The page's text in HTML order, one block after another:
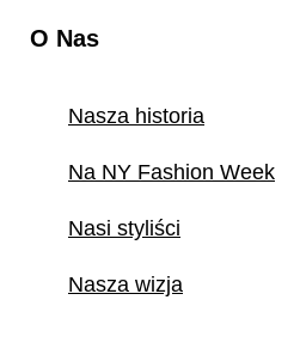
O Nas
Nasza historia
Na NY Fashion Week
Nasi styliści
Nasza wizja